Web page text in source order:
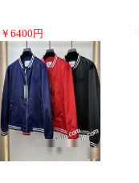
￥ 6400 円